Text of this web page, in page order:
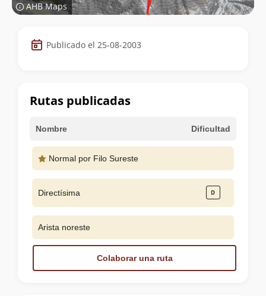
AHB Maps
Datos
de
cumbre
Publicado el 25-08-2003
Rutas publicadas
Nombre Dificultad
Normal por Filo Sureste
Directísima
Arista noreste
Colaborar una ruta